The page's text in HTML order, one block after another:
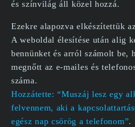
és színvilág áll közel hozzá.
Ezekre alapozva elkészítettük
A weboldal élesítése után alig
bennünket és arról számolt be,
megnőtt az e-mailes és
száma.
Hozzátette: “Muszáj lesz egy
felvennem, aki a
egész nap csörög a telefonom”.